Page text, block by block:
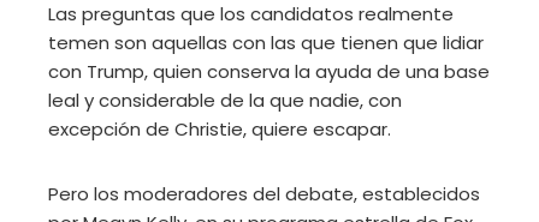
Las preguntas que los candidatos realmente
temen son aquellas con las que tienen que lidiar
con Trump, quien conserva la ayuda de una base
leal y considerable de la que nadie, con
excepción de Christie, quiere escapar.
Pero los moderadores del debate, establecidos